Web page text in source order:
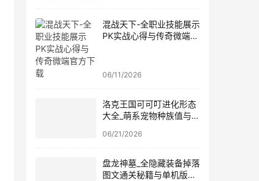
混战天下-全职业技能展示
PK实战心得与传奇微端官
06/11/2026
洛克王国可可叮进化形态
大全_萌系宠物种族值与配
06/21/2026
盘龙神墓_全隐藏装备掉落
图文通关秘籍与单机版免